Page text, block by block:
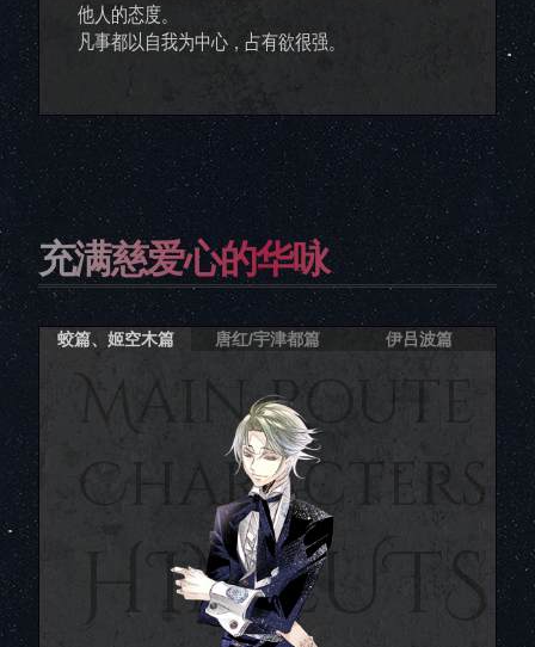
他人的态度。
凡事都以自我为中心，占有欲很强。
充满慈爱心的华咏
蛟篇、姬空木篇
Main Route
Characters
唐红/宇津都篇 伊吕波篇